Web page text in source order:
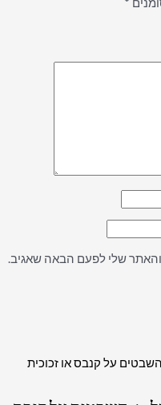
שלי לפעם הבאה שאגיב.